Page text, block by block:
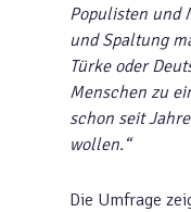
Populisten und
und Spaltung
Türke oder
Menschen zu
schon seit
wollen.“
Die Umfrage